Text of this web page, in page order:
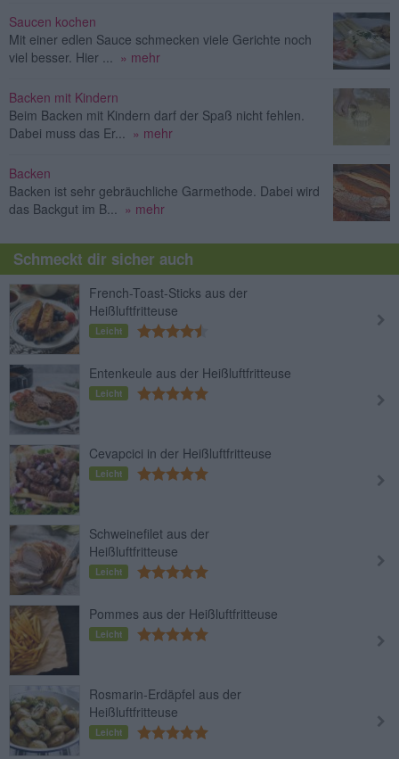
Saucen kochen
Mit einer edlen Sauce schmecken viele Gerichte noch
viel besser. Hier ...
» mehr
Backen mit Kindern
Beim Backen mit Kindern darf der Spaß nicht fehlen.
Dabei muss das Er...
» mehr
Backen
Backen ist sehr gebräuchliche Garmethode. Dabei wird
das Backgut im B...
» mehr
Schmeckt dir sicher auch
French-Toast-Sticks aus der
Heißluftfritteuse
Leicht
Entenkeule aus der Heißluftfritteuse
Leicht
Cevapcici in der Heißluftfritteuse
Leicht
Schweinefilet aus der
Heißluftfritteuse
Leicht
Pommes aus der Heißluftfritteuse
Leicht
Rosmarin-Erdäpfel aus der
Heißluftfritteuse
Leicht